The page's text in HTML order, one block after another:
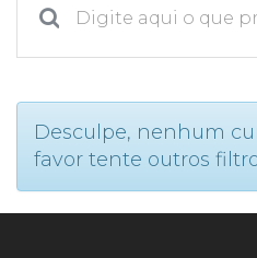
Calendário
Desculpe, nenhum
favor tente outros